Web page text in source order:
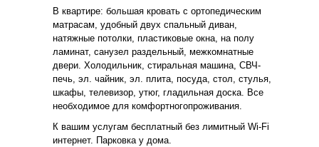
В квартире: большая кровать с ортопедическим
матрасам, удобный двух спальный диван,
натяжные потолки, пластиковые окна, на полу
ламинат, санузел раздельный, межкомнатные
двери. Холодильник, стиральная машина, СВЧ-
печь, эл. чайник, эл. плита, посуда, стол, стулья,
шкафы, телевизор, утюг, гладильная доска. Все
необходимое для комфортногопроживания.
К вашим услугам бесплатный без лимитный Wi-Fi
интернет. Парковка у дома.